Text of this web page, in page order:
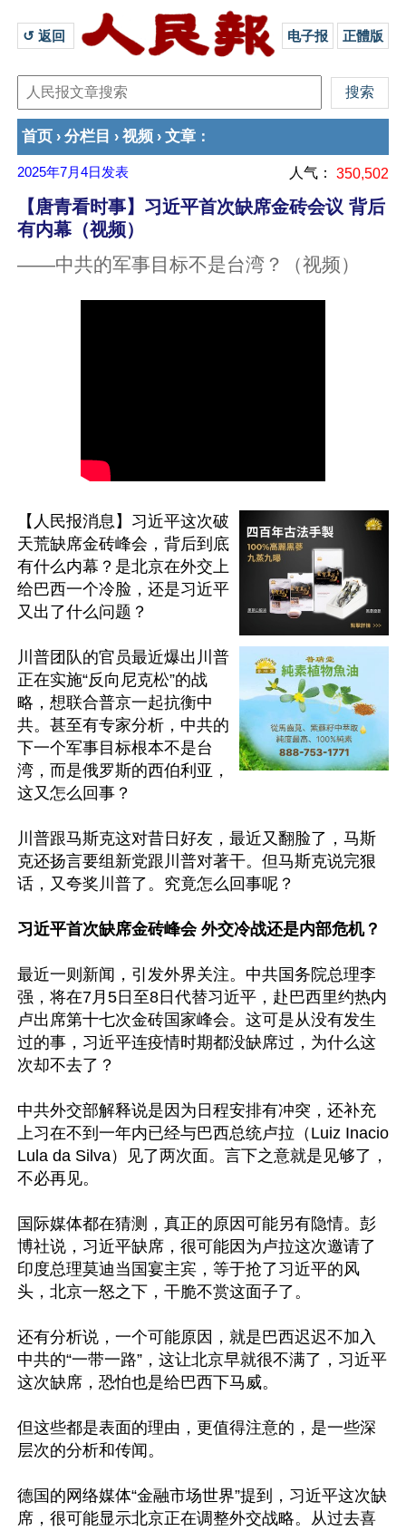
↺ 返回 电子报 正體版
首页 › 分栏目 › 视频 › 文章 ：
2025年7月4日 发表 人气： 350,502
【唐青看时事】习近平首次缺席金砖会议 背后
有内幕（视频）
——中共的军事目标不是台湾？（视频）
【人民报消息】习近平这次破
天荒缺席金砖峰会，背后到底
有什么内幕？是北京在外交上
给巴西一个冷脸，还是习近平
又出了什么问题？
川普团队的官员最近爆出川普
正在实施“反向尼克松”的战
略，想联合普京一起抗衡中
共。甚至有专家分析，中共的
下一个军事目标根本不是台
湾，而是俄罗斯的西伯利亚，
这又怎么回事？
川普跟马斯克这对昔日好友，最近又翻脸了，马斯
克还扬言要组新党跟川普对著干。但马斯克说完狠
话，又夸奖川普了。究竟怎么回事呢？
习近平首次缺席金砖峰会 外交冷战还是内部危机？
最近一则新闻，引发外界关注。中共国务院总理李
强，将在7月5日至8日代替习近平，赴巴西里约热内
卢出席第十七次金砖国家峰会。这可是从没有发生
过的事，习近平连疫情时期都没缺席过，为什么这
次却不去了？
中共外交部解释说是因为日程安排有冲突，还补充
上习在不到一年内已经与巴西总统卢拉（Luiz Inacio
Lula da Silva）见了两次面。言下之意就是见够了，
不必再见。
国际媒体都在猜测，真正的原因可能另有隐情。彭
博社说，习近平缺席，很可能因为卢拉这次邀请了
印度总理莫迪当国宴主宾，等于抢了习近平的风
头，北京一怒之下，干脆不赏这面子了。
还有分析说，一个可能原因，就是巴西迟迟不加入
中共的“一带一路”，这让北京早就很不满了，习近平
这次缺席，恐怕也是给巴西下马威。
但这些都是表面的理由，更值得注意的，是一些深
层次的分析和传闻。
德国的网络媒体“金融市场世界”提到，习近平这次缺
席，很可能显示北京正在调整外交战略。从过去喜